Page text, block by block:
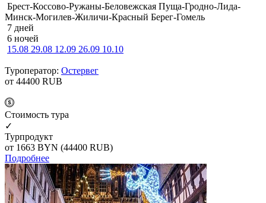
Брест-Коссово-Ружаны-Беловежская Пуща-Гродно-Лида-
Минск-Могилев-Жиличи-Красный Берег-Гомель
7 дней
6 ночей
15.08 29.08 12.09 26.09 10.10
Туроператор: Остервег
от 44400 RUB
Cтоимость тура
✓
Турпродукт
от 1663 BYN (44400 RUB)
Подробнее